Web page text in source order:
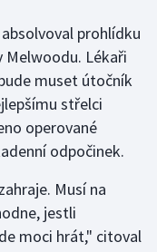
prohlídku
Lékaři
muset útočník
střelci
operované
odpočinek.
Musí na
jestli
moci hrát," citoval